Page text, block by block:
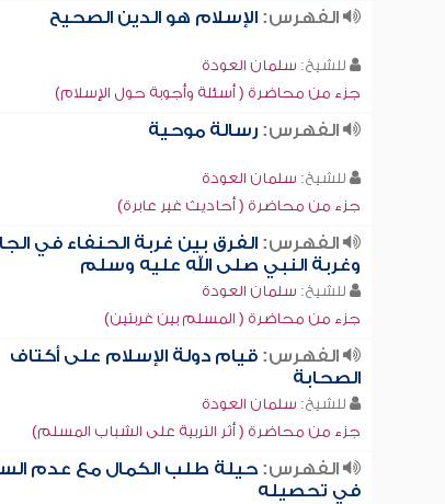
الفهرس:الإسلام هو الدين الصحيح
للشيخ: سلمان العودة
جزء من محاضرة ( أسئلة وأجوبة حول الإسلام)
الفهرس:رسالة موحية
للشيخ: سلمان العودة
جزء من محاضرة ( أحاديث غير عابرة)
الفهرس:الفرق بين غربة الحنفاء في
وغربة النبي صلى الله عليه وسلم
للشيخ: سلمان العودة
جزء من محاضرة ( المسلم بين غربتين)
الفهرس:قيام دولة الإسلام على أكتاف
الصحابة
للشيخ: سلمان العودة
جزء من محاضرة ( أثر التربية على الشباب المسلم)
الفهرس:حيلة طلب الكمال مع عدم
في تحصيله